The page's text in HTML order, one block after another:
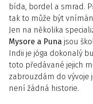
bída, bordel a smrad.
tak to může být
Jen na několika
Mysore a Puna jsou
Indii je jóga dokonalý
toto předávané jejich
zabrouzdám do vývoje
není žádná historie.